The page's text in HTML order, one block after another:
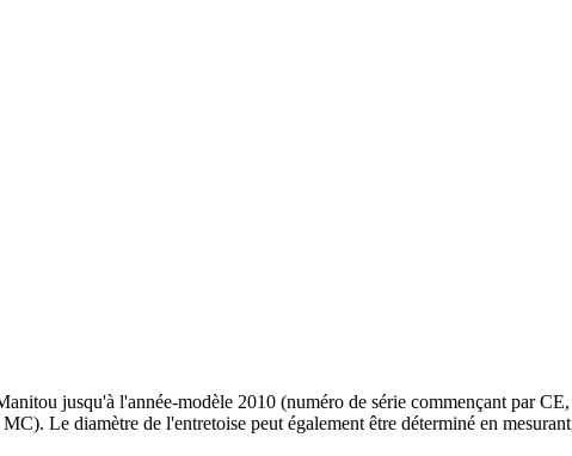
jusqu'à l'année-modèle 2010 (numéro de série commençant par
Le diamètre de l'entretoise peut également être déterminé en